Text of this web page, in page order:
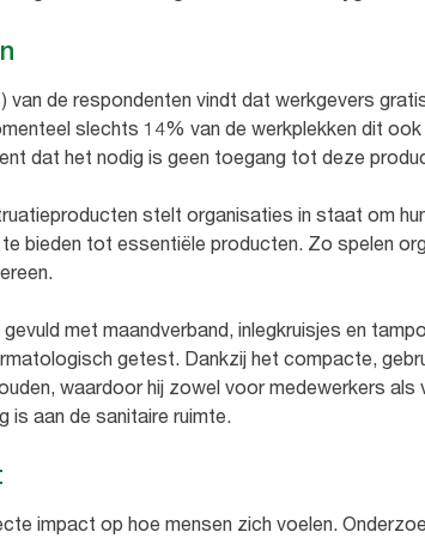
de respondenten vindt dat werkgevers
slechts 14% van de werkplekken dit
dat het nodig is geen toegang tot deze
stelt organisaties in staat om
bieden tot essentiële producten. Zo spelen
met maandverband, inlegkruisjes en
getest. Dankzij het compacte,
waardoor hij zowel voor medewerkers als
is aan de sanitaire ruimte.
impact op hoe mensen zich voelen.